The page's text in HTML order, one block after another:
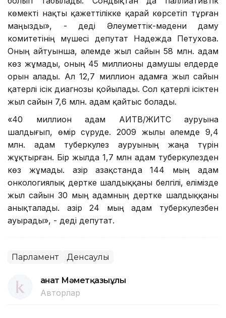
көмекті нақты қажеттілікке қарай көрсетіп тұрған
маңызды», - деді Әлеуметтік-мәдени даму
комитетінің мүшесі депутат Надежда Петухова.
Оның айтуынша, әлемде жыл сайын 58 млн. адам
көз жұмады, оның 45 миллионы дамушы елдерде
орын алады. Ал 12,7 миллион адамға жыл сайын
қатерлі ісік диагнозы қойылады. Сол қатерлі ісіктен
жыл сайын 7,6 млн. адам қайтыс болады.
«40 миллион адам АИТВ/ЖИТС ауруына
шалдығып, өмір сүруде. 2009 жылы әлемде 9,4
млн. адам туберкулез ауруының жаңа түрін
жұқтырған. Бір жылда 1,7 млн адам туберкулезден
көз жұмады. Қазір Қазақстанда 144 мың адам
онкологиялық дертке шалдыққаны белгілі, елімізде
жыл сайын 30 мың адамның дертке шалдыққаны
анықталады. Қазір 24 мың адам туберкулезбен
ауырады», - деді депутат.
Парламент Денсаулық
Қанат Мәметқазыұлы
Авторлар